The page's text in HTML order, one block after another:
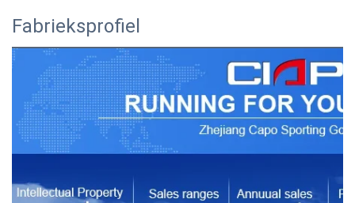
Fabrieksprofiel